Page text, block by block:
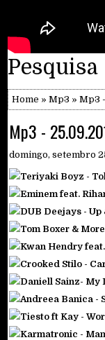
Pesquisa
Home » Mp3 » Mp3
Mp3 -
domingo, setembro
Teriyaki Boyz -
Eminem feat.
DUB Deejays -
Tom Boxer &
Kwan Hendry
Crooked Stilo -
Daniell Sainz- My
Andreea Banica -
Tiesto ft Kay -
Karmatronic -